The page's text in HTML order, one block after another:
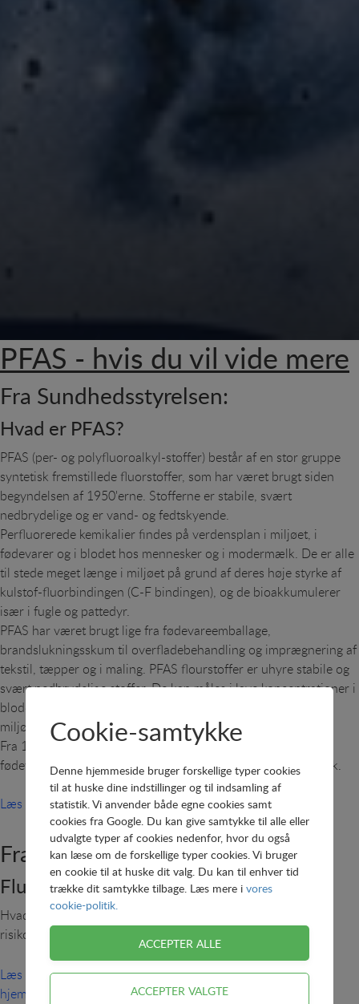
PFAS - hvis du vil vide mere
Fra Sundhedsstyrelsen:
Hvad er PFAS?
PFAS (per- og polyfluoroalkyl-stoffer) består af en stor gruppe
syntetisk fremstillede fluorstoffer, som har været brugt siden
begyndelsen af 1950'erne. Stofferne er stabile, svært
nedbrydelige og er vand- og fedtskyende.
Perfluorerede kemikalier findes på verdensplan i miljøet, i
fødevarer og i blodet hos mennesker og i modermælk. De er alle
til stede meget længe i miljøet på grund af deres høje styrke af
kulstof-fluorbindingen (C-F bindingen), og de bioakkumulerer
især i fugle og pattedyr.
PFAS har været brugt lige fra fødevareemballage,
brandslukningsskum til overfladebehandling og imprægnering af
tekstil, tæpper og i maling. PFAS flourstoffer er uhyre stabile og
svært nedbrydelige stoffer. De kan måles i lave koncentrationer i
blodet på befolkningen overalt i verden. PFAS er uønsket i
miljøet, og deres helbredseffekter skaber bekymring.
Fra 1. juli 2020 er tilsætning af fluorerede stoffer til
fødevarekontaktmaterialer af papir og pap forbudt i Danmark.
Læs mere om PFAS på Sundhedsstyrelsens hjemmeside
Fra Fødevarestyrelsen:
Fluorstoffer (PFAS) i fødevarer
Hvad er fluorstoffer (PFAS), hvor forekommer de, og hvilken
risikovurdering har de.
Læs mere om PFAS i fødevarer på Fødevarestyrelsens
hjemmeside
Cookie-samtykke
Denne hjemmeside bruger forskellige typer cookies
til at huske dine indstillinger og til indsamling af
statistik. Vi anvender både egne cookies samt
cookies fra Google. Du kan give samtykke til alle eller
udvalgte typer af cookies nedenfor, hvor du også
kan læse om de forskellige typer cookies. Vi bruger
en cookie til at huske dit valg. Du kan til enhver tid
trække dit samtykke tilbage. Læs mere i vores
cookie-politik.